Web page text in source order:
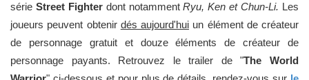
série Street Fighterdont notammentRyu, Ken et Chun-Li. Les
joueurs peuvent obtenir dés aujourd'hui un élément de créateur
de personnage gratuit et douze éléments de créateur de
personnage payants. Retrouvez le trailer de "The World